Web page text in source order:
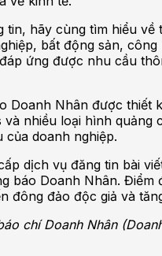
tin, hãy cùng tìm hiểu
bất động sản,
ứng được nhu cầu
Doanh Nhân được
nhiều loại hình
doanh nghiệp.
dịch vụ đăng tin bài
báo Doanh Nhân.
đông đảo độc giả và
chí Doanh Nhân